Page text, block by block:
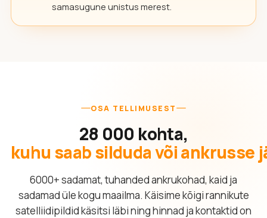
samasugune unistus merest.
OSA TELLIMUSEST
28 000 kohta,
kuhu saab silduda või ankrusse
6000+ sadamat, tuhanded ankrukohad, kaid ja
sadamad üle kogu maailma. Käisime kõigi rannikute
satelliidipildid käsitsi läbi ning hinnad ja kontaktid on